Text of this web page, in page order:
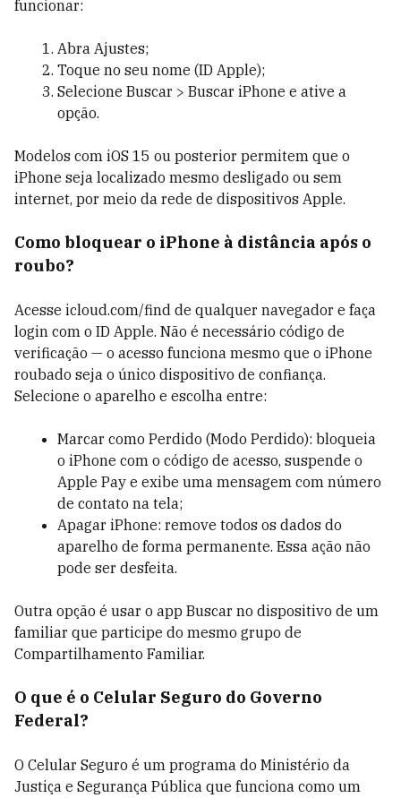
funcionar:
Abra Ajustes;
Toque no seu nome (ID Apple);
Selecione Buscar > Buscar iPhone e ative a
opção.
Modelos com iOS 15 ou posterior permitem que o
iPhone seja localizado mesmo desligado ou sem
internet, por meio da rede de dispositivos Apple.
Como bloquear o iPhone à distância após o
roubo?
Acesse icloud.com/find de qualquer navegador e faça
login com o ID Apple. Não é necessário código de
verificação — o acesso funciona mesmo que o iPhone
roubado seja o único dispositivo de confiança.
Selecione o aparelho e escolha entre:
Marcar como Perdido (Modo Perdido): bloqueia
o iPhone com o código de acesso, suspende o
Apple Pay e exibe uma mensagem com número
de contato na tela;
Apagar iPhone: remove todos os dados do
aparelho de forma permanente. Essa ação não
pode ser desfeita.
Outra opção é usar o app Buscar no dispositivo de um
familiar que participe do mesmo grupo de
Compartilhamento Familiar.
O que é o Celular Seguro do Governo
Federal?
O Celular Seguro é um programa do Ministério da
Justiça e Segurança Pública que funciona como um